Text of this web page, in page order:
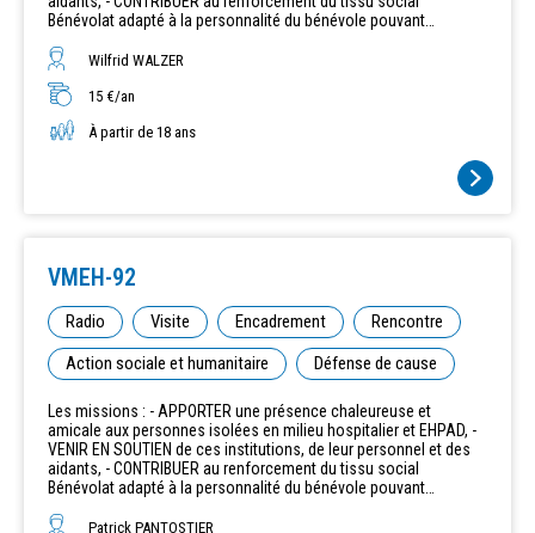
Bénévolat adapté à la personnalité du bénévole pouvant
"Blouses vertes" à l’hôpital Ambroise Paré à Boulogne) avec des
rencontres toujours enrichissantes et des relations humaines
développées selon sa sensibilité et son style ; - Et/ou des visites
en salle commune, où la participation à des animations est un
moyen d’entrer en relation avec les résidents ; - Et/ou accueil,
établissement pour assurer toutes ces visites, - Et pouvant
également conduire à devenir Représentant des Usagers (RU) à
l’hôpital ou à participer au Conseil de Vie Sociale (CVS) en
EHPAD.
Wilfrid WALZER
15 €/an
À partir de 18 ans
VMEH-92
Radio Visite Encadrement
Rencontre
Action sociale et humanitaire
Défense de cause
Les missions : - APPORTER une présence chaleureuse et
amicale aux personnes isolées en milieu hospitalier et EHPAD, -
VENIR EN SOUTIEN de ces institutions, de leur personnel et des
aidants, - CONTRIBUER au renforcement du tissu social
Bénévolat adapté à la personnalité du bénévole pouvant
"Blouses vertes" à l’hôpital Ambroise Paré à Boulogne) avec des
Patrick PANTOSTIER